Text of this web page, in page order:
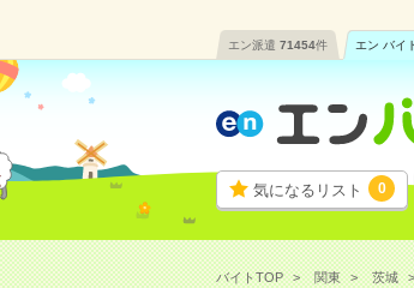
エン派遣 71454件 エン バイ
気になるリスト 0
バイトTOP 関東 茨城